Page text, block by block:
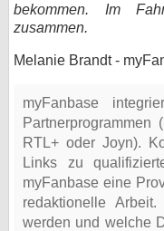
bekommen. Im
zusammen.
Melanie Brandt -
myFanbase
Partnerprogrammen
RTL+ oder Joyn).
Links zu
myFanbase eine
redaktionelle
werden und welche